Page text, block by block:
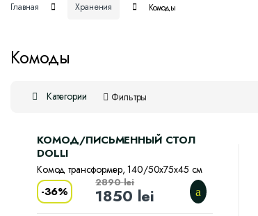
Главная Хранения Комоды
Комоды
Категории Фильтры
КОМОД/ПИСЬМЕННЫЙ СТОЛ
DOLLI
Комод трансформер, 140/50х75х45 см
-36% 1850 lei
2890lei